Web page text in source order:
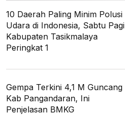
10 Daerah Paling Minim Polusi
Udara di Indonesia, Sabtu Pagi
Kabupaten Tasikmalaya
Peringkat 1
Gempa Terkini 4,1 M Guncang
Kab Pangandaran, Ini
Penjelasan BMKG